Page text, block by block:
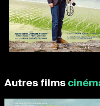
Autres films